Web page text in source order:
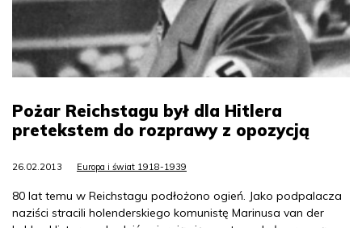
Pożar Reichstagu był dla Hitlera
pretekstem do rozprawy z opozycją
26.02.2013 Europa i świat 1918-1939
80 lat temu w Reichstagu podłożono ogień. Jako podpalacza
naziści stracili holenderskiego komunistę Marinusa van der